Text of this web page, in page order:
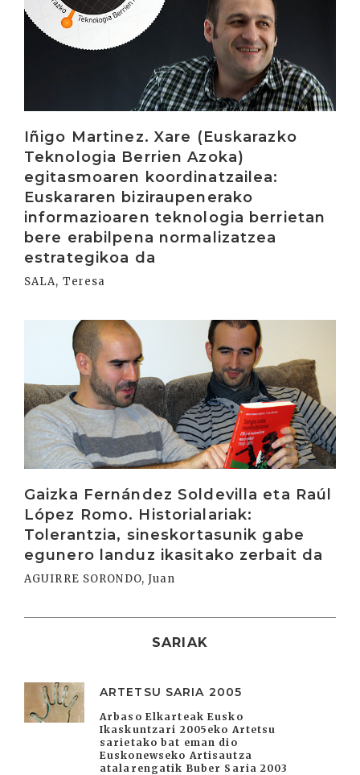
Iñigo Martinez. Xare (Euskarazko
Teknologia Berrien Azoka)
egitasmoaren koordinatzailea:
Euskararen biziraupenerako
informazioaren teknologia berrietan
bere erabilpena normalizatzea
estrategikoa da
SALA, Teresa
Gaizka Fernández Soldevilla eta Raúl
López Romo. Historialariak:
Tolerantzia, sineskortasunik gabe
egunero landuz ikasitako zerbait da
AGUIRRE SORONDO, Juan
Irakurri
SARIAK
ARTETSU SARIA 2005
Arbaso Elkarteak Eusko
Ikaskuntzari 2005eko Artetsu
sarietako bat eman dio
Euskonewseko Artisautza
atalarengatik Buber Saria 2003